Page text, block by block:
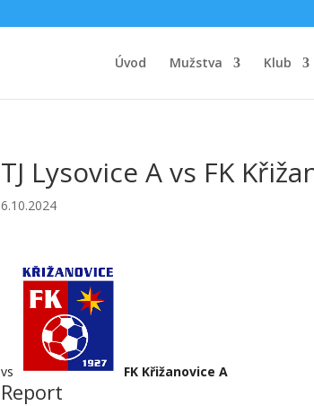
Úvod Mužstva Klub
TJ Lysovice A vs FK
6.10.2024
vs FK Křižanovice A
Report